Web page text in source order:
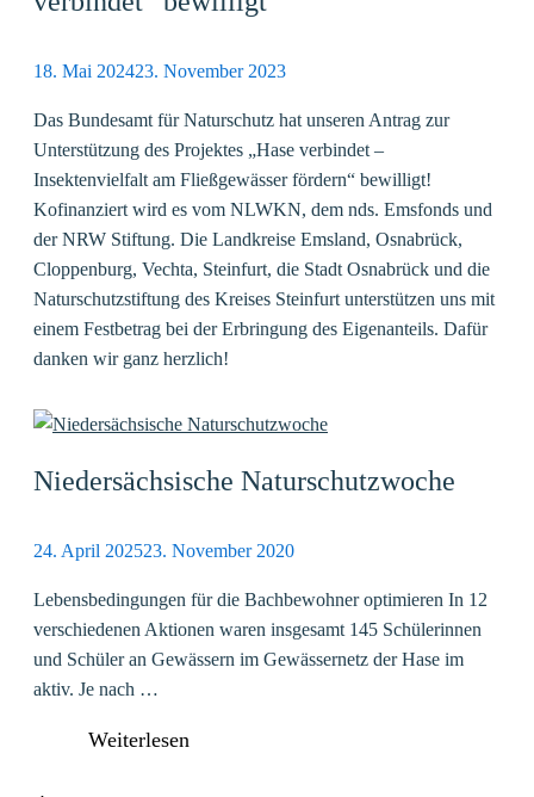
18. Mai 202423. November 2023
Das Bundesamt für Naturschutz hat unseren Antrag zur
Unterstützung des Projektes „Hase verbindet –
Insektenvielfalt am Fließgewässer fördern“ bewilligt!
Kofinanziert wird es vom NLWKN, dem nds. Emsfonds und
der NRW Stiftung. Die Landkreise Emsland, Osnabrück,
Cloppenburg, Vechta, Steinfurt, die Stadt Osnabrück und die
Naturschutzstiftung des Kreises Steinfurt unterstützen uns mit
einem Festbetrag bei der Erbringung des Eigenanteils. Dafür
danken wir ganz herzlich!
Niedersächsische Naturschutzwoche
24. April 202523. November 2020
Lebensbedingungen für die Bachbewohner optimieren In 12
verschiedenen Aktionen waren insgesamt 145 Schülerinnen
und Schüler an Gewässern im Gewässernetz der Hase im
aktiv. Je nach …
Weiterlesen